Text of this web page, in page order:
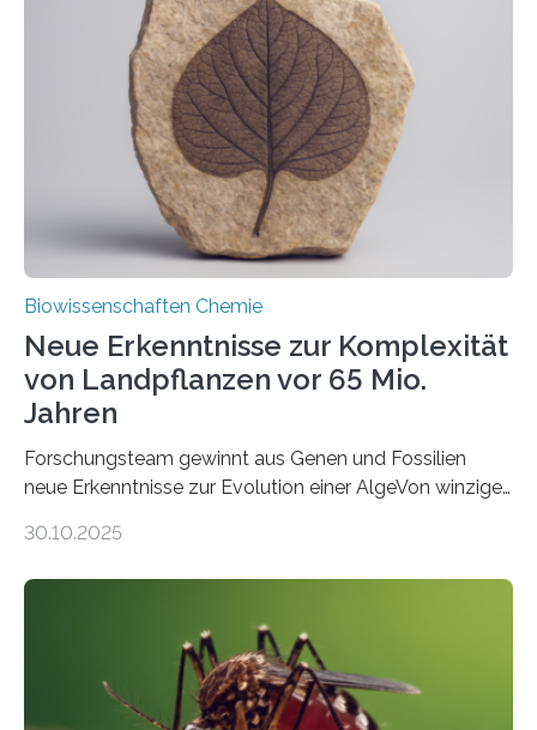
unbekannten Qualitätskontrollmechanismus des
peroxisomalen Proteintransports in der Bäckerhefe
Saccharomyces cerevisiae entdeckt, der für die
Funktionsfähigkeit der Organellen entscheidend ist. Die
Studie wurde am 28. Oktober 2025 in der
Fachzeitschrift…
Biowissenschaften Chemie
Neue Erkenntnisse zur Komplexität
von Landpflanzen vor 65 Mio.
Jahren
Forschungsteam gewinnt aus Genen und Fossilien
neue Erkenntnisse zur Evolution einer AlgeVon winzigen
Landpflanzen zählen zu den komplexesten
Grünalgen, die vor Hunderten von Millionen Jahren
lebten. Unter den Vorfahren sticht eine Gruppe heraus,
die noch heute in der Natur vorkommt: die
Süßwasseralge Coleochaetophyceae. Einige Arten
30.10.2025